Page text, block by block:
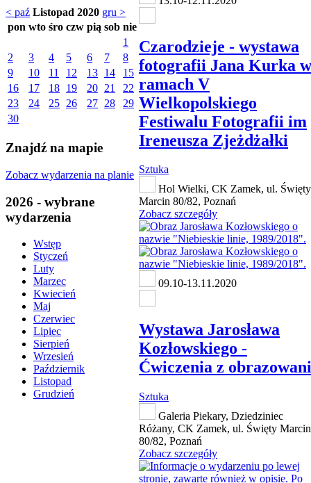
< paź Listopad 2020 gru >
pon wto śro czw pią sob nie
1
2
3 4 5 6 7
8
9
10 11 12 13 14
15
16
17 18 19 20 21
22
23
24 25 26 27 28
29
30
Znajdź na mapie
Zobacz wydarzenia na planie
2026 - wybrane
wydarzenia
Wstęp
Styczeń
Luty
Marzec
Kwiecień
Maj
Czerwiec
Lipiec
Sierpień
Wrzesień
Październik
Listopad
Grudzień
Czarodzieje - wystawa
fotografii Jana Kurka w
ramach V
Wielkopolskiego
Festiwalu Fotografii im
Ireneusza Zjeżdżałki
Sztuka
Hol Wielki, CK Zamek, ul. Święty
Marcin 80/82, Poznań
Zobacz szczegóły
09.10-13.11.2020
Wystawa Jarosława
Kozłowskiego -
Ćwiczenia z
Sztuka
Galeria Piekary, Dziedziniec
Różany, CK Zamek, ul. Święty Marcin
80/82, Poznań
Zobacz szczegóły